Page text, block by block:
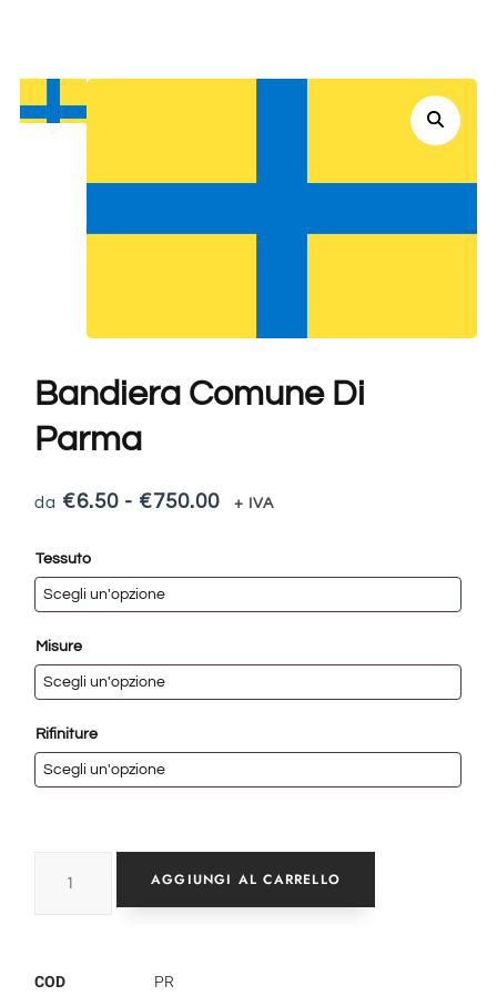
Bandiera Comune Di
Parma
€6.50 - €750.00 + IVA
Tessuto
Misure
Rifiniture
AGGIUNGI AL CARRELLO
COD
PR